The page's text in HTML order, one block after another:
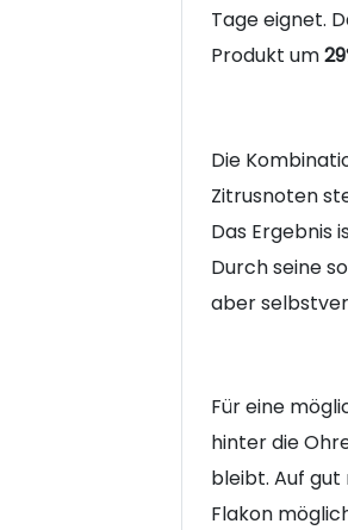
Tage eignet.
Produkt um
Die
Zitrusnoten
Das Ergebnis
Durch seine
aber
Für eine
hinter die
bleibt. Auf
Flakon